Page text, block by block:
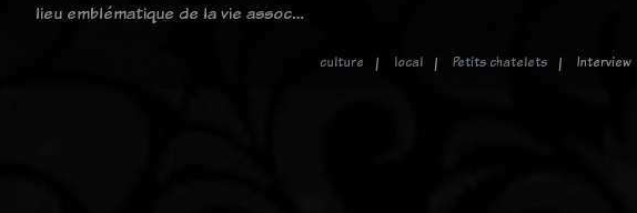
lieu emblématique de la vie assoc…
culture local Petits chatelets Interview